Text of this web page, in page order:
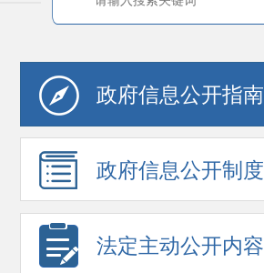
政府信息公开指南
政府信息公开制度
法定主动公开内容